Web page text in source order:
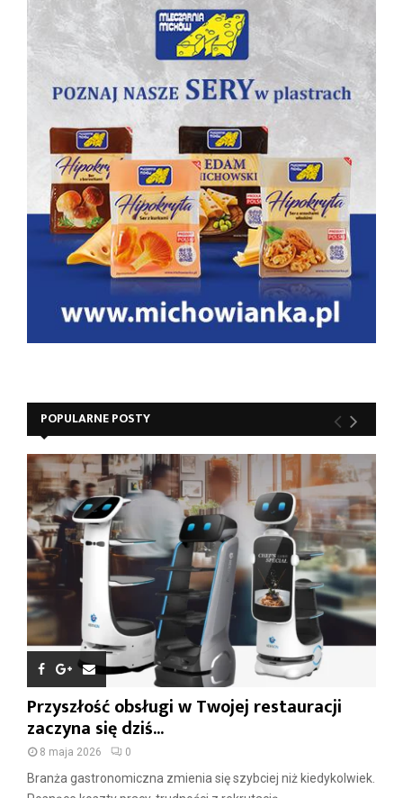
POPULARNE POSTY
Przyszłość obsługi w Twojej restauracji
zaczyna się dziś...
8 maja 2026 0
Branża gastronomiczna zmienia się szybciej niż kiedykolwiek.